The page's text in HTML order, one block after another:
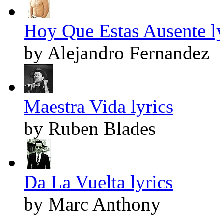
Hoy Que Estas Ausente
by Alejandro Fernandez
Maestra Vida lyrics
by Ruben Blades
Da La Vuelta lyrics
by Marc Anthony